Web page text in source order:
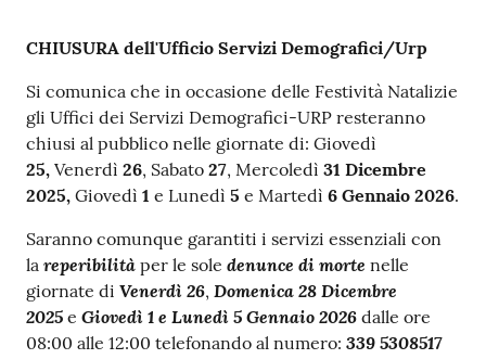
Contenuto
CHIUSURA dell'Ufficio Servizi Demografici/Urp
Si comunica che in occasione delle Festività Natalizie
gli Uffici dei Servizi Demografici-URP resteranno
chiusi al pubblico nelle giornate di: Giovedì
25, Venerdì 26, Sabato 27, Mercoledì 31 Dicembre
2025, Giovedì 1 e Lunedì 5 e Martedì 6 Gennaio 2026.
Saranno comunque garantiti i servizi essenziali con
la reperibilità per le sole denunce di morte nelle
giornate di Venerdì 26, Domenica 28 Dicembre
2025 e Giovedì1 e Lunedì 5 Gennaio 2026 dalle ore
08:00 alle 12:00 telefonando al numero: 339 5308517